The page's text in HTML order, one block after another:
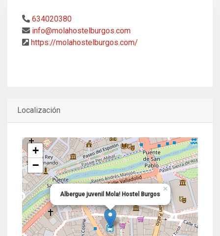
634020380
info@molahostelburgos.com
https://molahostelburgos.com/
Localización
Albergue juvenil Mola! Hostel Burgos
×
+
−